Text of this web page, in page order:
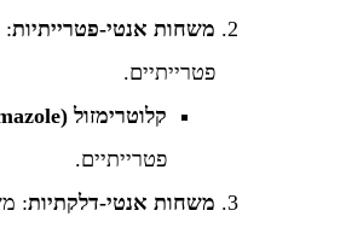
משחות אנטי-פטרייתיות:
פטרייתיים.
קלוטרימזול (Clotrimazole)
פטרייתיים.
משחות אנטי-דלקתיות: